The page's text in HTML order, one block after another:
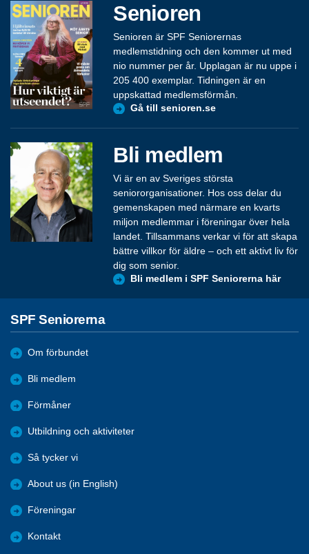
Senioren
Senioren är SPF Seniorernas
medlemstidning och den kommer ut med
nio nummer per år. Upplagan är nu uppe i
205 400 exemplar. Tidningen är en
uppskattad medlemsförmån.
Gå till senioren.se
Bli medlem
Vi är en av Sveriges största
seniororganisationer. Hos oss delar du
gemenskapen med närmare en kvarts
miljon medlemmar i föreningar över hela
landet. Tillsammans verkar vi för att skapa
bättre villkor för äldre – och ett aktivt liv för
dig som senior.
Bli medlem i SPF Seniorerna här
SPF Seniorerna
Om förbundet
Bli medlem
Förmåner
Utbildning och aktiviteter
Så tycker vi
About us (in English)
Föreningar
Kontakt